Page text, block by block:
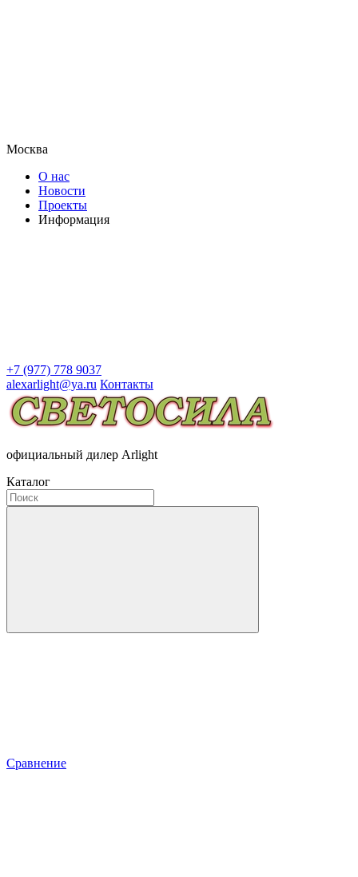
Москва
О нас
Новости
Проекты
Информация
+7 (977) 778 9037
alexarlight@ya.ru Контакты
официальный дилер Arlight
Каталог
Сравнение